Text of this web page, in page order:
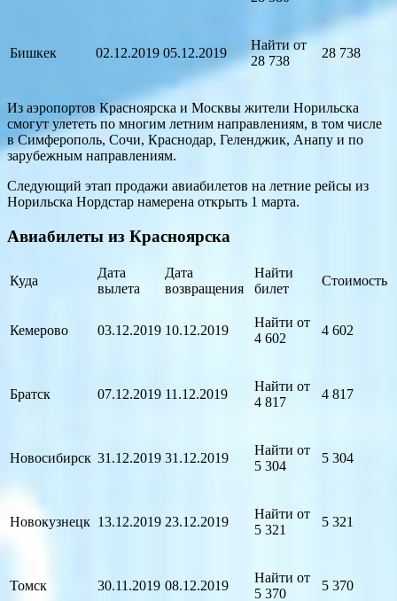
Бишкек 02.12.2019 05.12.2019
Найти от
28 738
28 738
Из аэропортов Красноярска и Москвы жители Норильска
смогут улететь по многим летним направлениям, в том числе
в Симферополь, Сочи, Краснодар, Геленджик, Анапу и по
зарубежным направлениям.
Следующий этап продажи авиабилетов на летние рейсы из
Норильска Нордстар намерена открыть 1 марта.
Авиабилеты из Красноярска
Куда
Дата
вылета
Дата
возвращения
Найти
билет
Стоимость
Кемерово 03.12.2019 10.12.2019
Найти от
4 602
4 602
Братск 07.12.2019 11.12.2019
Найти от
4 817
4 817
Новосибирск 31.12.2019 31.12.2019
Найти от
5 304
5 304
Новокузнецк 13.12.2019 23.12.2019
Найти от
5 321
5 321
Томск 30.11.2019 08.12.2019
Найти от
5 370
5 370